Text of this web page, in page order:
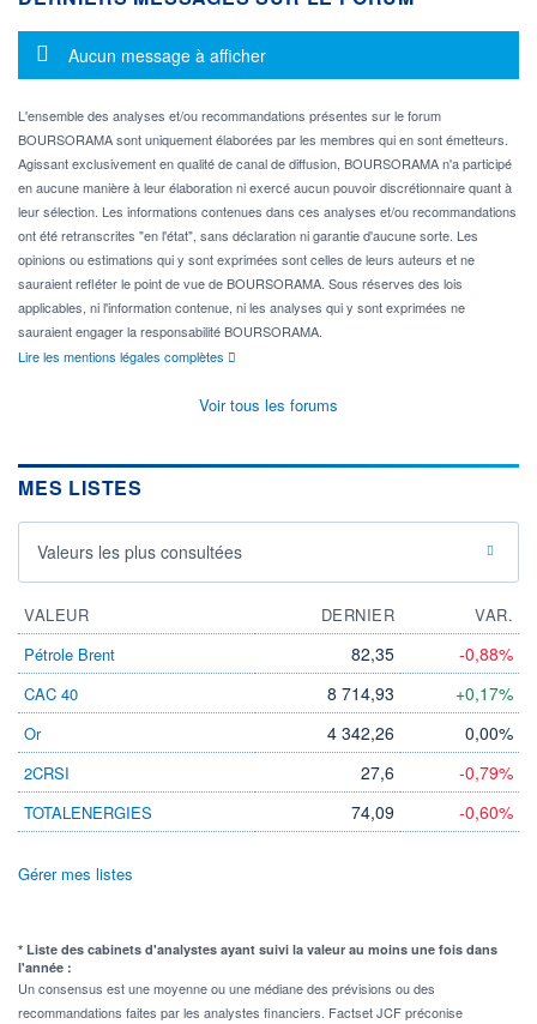
Message d'information
Aucun message à afficher
L'ensemble des analyses et/ou recommandations présentes sur le forum
BOURSORAMA sont uniquement élaborées par les membres qui en sont émetteurs.
Agissant exclusivement en qualité de canal de diffusion, BOURSORAMA n'a participé
en aucune manière à leur élaboration ni exercé aucun pouvoir discrétionnaire quant à
leur sélection. Les informations contenues dans ces analyses et/ou recommandations
ont été retranscrites "en l'état", sans déclaration ni garantie d'aucune sorte. Les
opinions ou estimations qui y sont exprimées sont celles de leurs auteurs et ne
sauraient refléter le point de vue de BOURSORAMA. Sous réserves des lois
applicables, ni l'information contenue, ni les analyses qui y sont exprimées ne
sauraient engager la responsabilité BOURSORAMA.
Lire les mentions légales complètes
Voir tous les forums
MES LISTES
Valeurs les plus consultées
VALEUR DERNIER
VAR.
Pétrole Brent
82,35 -0,88%
CAC 40 8 714,93 +0,17%
Or 4 342,26 0,00%
2CRSI 27,6 -0,79%
TOTALENERGIES 74,09 -0,60%
Gérer mes listes
* Liste des cabinets d'analystes ayant suivi la valeur au moins une fois dans
l'année :
Un consensus est une moyenne ou une médiane des prévisions ou des
recommandations faites par les analystes financiers. Factset JCF préconise